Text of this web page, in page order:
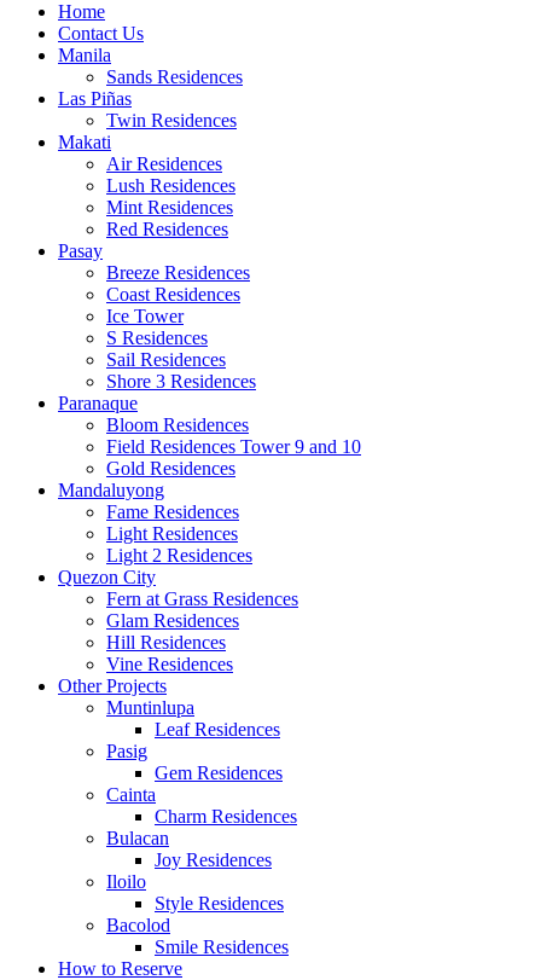
Home
Contact Us
Manila
Sands Residences
Las Piñas
Twin Residences
Makati
Air Residences
Lush Residences
Mint Residences
Red Residences
Pasay
Breeze Residences
Coast Residences
Ice Tower
S Residences
Sail Residences
Shore 3 Residences
Paranaque
Bloom Residences
Field Residences Tower 9 and 10
Gold Residences
Mandaluyong
Fame Residences
Light Residences
Light 2 Residences
Quezon City
Fern at Grass Residences
Glam Residences
Hill Residences
Vine Residences
Other Projects
Muntinlupa
Leaf Residences
Pasig
Gem Residences
Cainta
Charm Residences
Bulacan
Joy Residences
Iloilo
Style Residences
Bacolod
Smile Residences
How to Reserve